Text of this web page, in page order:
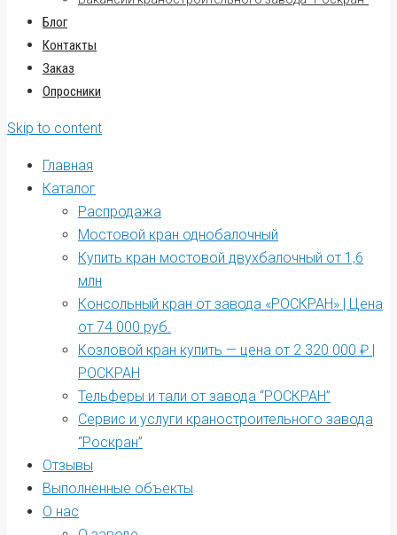
Блог
Контакты
Заказ
Опросники
Skip to content
Главная
Каталог
Распродажа
Мостовой кран однобалочный
Купить кран мостовой двухбалочный от 1,6
млн
Консольный кран от завода «РОСКРАН» | Цена
от 74 000 руб.
Козловой кран купить — цена от 2 320 000 ₽ |
РОСКРАН
Тельферы и тали от завода “РОСКРАН”
Сервис и услуги краностроительного завода
“Роскран”
Отзывы
Выполненные объекты
О нас